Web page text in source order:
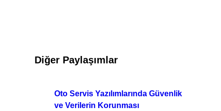
Diğer Paylaşımlar
Oto Servis Yazılımlarında Güvenlik
ve Verilerin Korunması